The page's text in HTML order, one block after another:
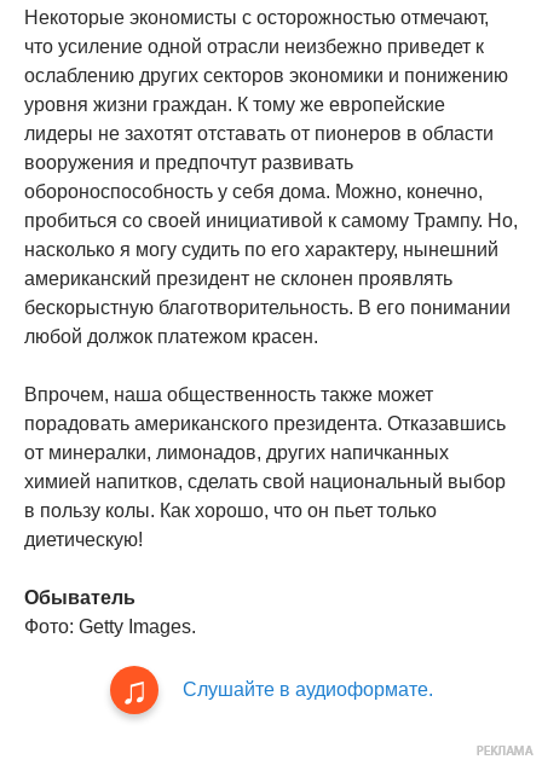
Некоторые экономисты с осторожностью отмечают,
что усиление одной отрасли неизбежно приведет к
ослаблению других секторов экономики и понижению
уровня жизни граждан. К тому же европейские
лидеры не захотят отставать от пионеров в области
вооружения и предпочтут развивать
обороноспособность у себя дома. Можно, конечно,
пробиться со своей инициативой к самому Трампу. Но,
насколько я могу судить по его характеру, нынешний
американский президент не склонен проявлять
бескорыстную благотворительность. В его понимании
любой должок платежом красен.
Впрочем, наша общественность также может
порадовать американского президента. Отказавшись
от минералки, лимонадов, других напичканных
химией напитков, сделать свой национальный выбор
в пользу колы. Как хорошо, что он пьет только
диетическую!
Обыватель
Фото: Getty Images.
Слушайте в аудиоформате.